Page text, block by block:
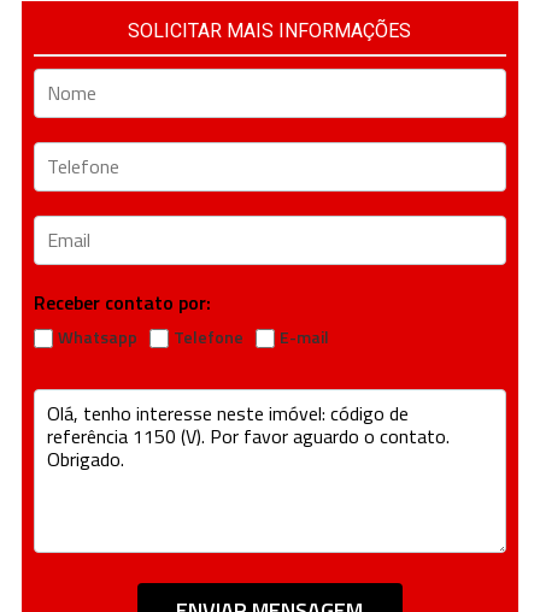
SOLICITAR MAIS INFORMAÇÕES
Receber contato por:
Whatsapp Telefone E-mail